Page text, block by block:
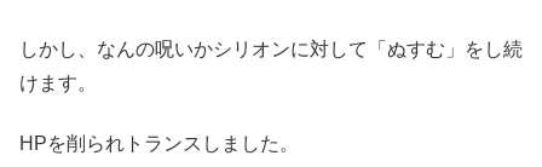
しかし、なんの呪いかシリオンに対して「ぬすむ」をし続
けます。
HPを削られトランスしました。